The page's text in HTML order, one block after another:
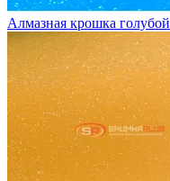
Алмазная крошка голубой